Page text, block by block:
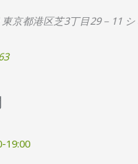
東京都港区芝3丁目29－11
19:00